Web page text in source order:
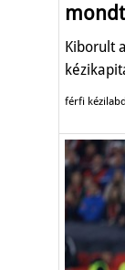
Kiborult
férfi